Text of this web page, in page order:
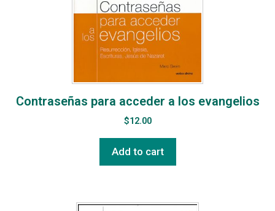
Contraseñas para acceder a los evangelios
$12.00
Add to cart